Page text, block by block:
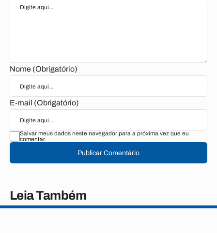
Nome (Obrigatório)
E-mail (Obrigatório)
Salvar meus dados neste navegador para a próxima vez que eu
comentar.
Publicar Comentário
Leia Também